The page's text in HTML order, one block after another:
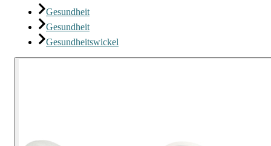
Gesundheit
Gesundheit
Gesundheitswickel